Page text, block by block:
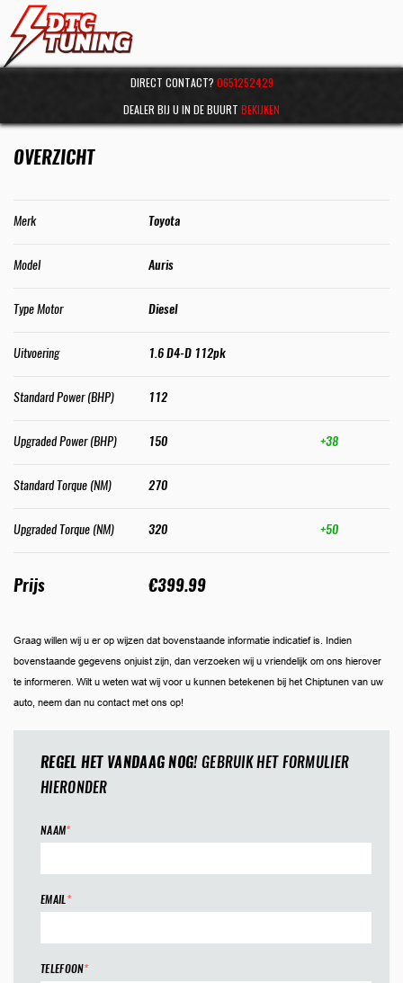
DIRECT CONTACT? 0651252429
DEALER BIJ U IN DE BUURT BEKIJKEN
OVERZICHT
Merk Toyota
Model Auris
Type Motor Diesel
Uitvoering 1.6 D4-D 112pk
Standard Power (BHP) 112
Upgraded Power (BHP) 150 +38
Standard Torque (NM) 270
Upgraded Torque (NM) 320 +50
Prijs €399.99
Graag willen wij u er op wijzen dat bovenstaande informatie indicatief is. Indien
bovenstaande gegevens onjuist zijn, dan verzoeken wij u vriendelijk om ons hierover
te informeren. Wilt u weten wat wij voor u kunnen betekenen bij het Chiptunen van uw
auto, neem dan nu contact met ons op!
REGEL HET VANDAAG NOG!GEBRUIK HET FORMULIER
HIERONDER
NAAM*
EMAIL*
TELEFOON*